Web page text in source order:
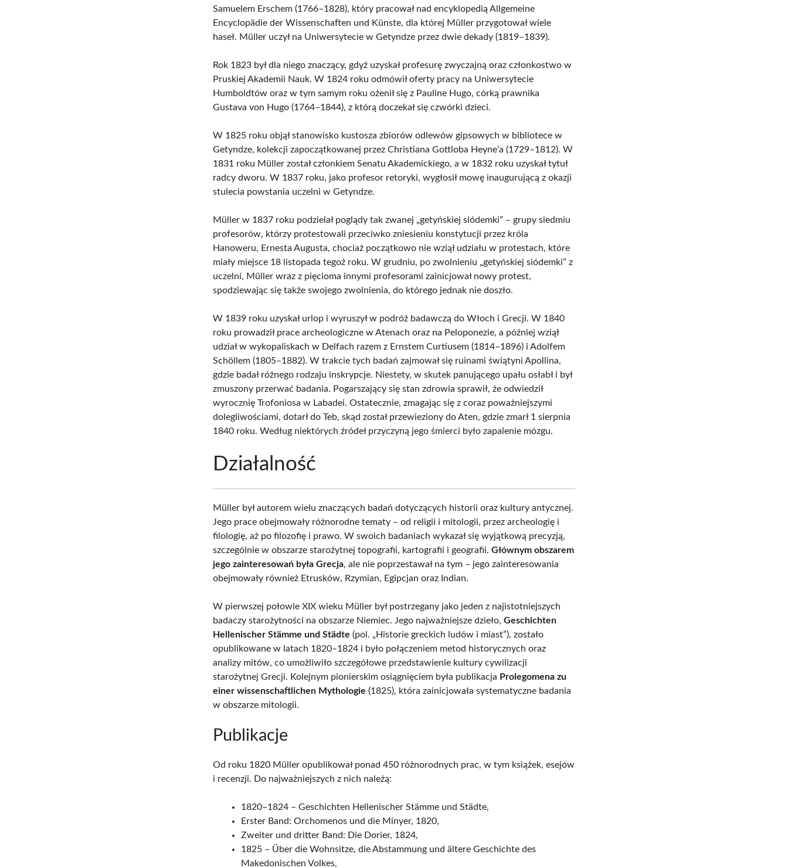
Samuelem Erschem (1766–1828), który pracował nad encyklopedią Allgemeine
Encyclopädie der Wissenschaften und Künste, dla której Müller przygotował wiele
haseł. Müller uczył na Uniwersytecie w Getyndze przez dwie dekady (1819–1839).
Rok 1823 był dla niego znaczący, gdyż uzyskał profesurę zwyczajną oraz członkostwo w
Pruskiej Akademii Nauk. W 1824 roku odmówił oferty pracy na Uniwersytecie
Humboldtów oraz w tym samym roku ożenił się z Pauline Hugo, córką prawnika
Gustava von Hugo (1764–1844), z którą doczekał się czwórki dzieci.
W 1825 roku objął stanowisko kustosza zbiorów odlewów gipsowych w bibliotece w
Getyndze, kolekcji zapoczątkowanej przez Christiana Gottloba Heyne’a (1729–1812). W
1831 roku Müller został członkiem Senatu Akademickiego, a w 1832 roku uzyskał tytuł
radcy dworu. W 1837 roku, jako profesor retoryki, wygłosił mowę inaugurującą z okazji
stulecia powstania uczelni w Getyndze.
Müller w 1837 roku podzielał poglądy tak zwanej „getyńskiej siódemki” – grupy siedmiu
profesorów, którzy protestowali przeciwko zniesieniu konstytucji przez króla
Hanoweru, Ernesta Augusta, chociaż początkowo nie wziął udziału w protestach, które
miały miejsce 18 listopada tegoż roku. W grudniu, po zwolnieniu „getyńskiej siódemki” z
uczelni, Müller wraz z pięcioma innymi profesorami zainicjował nowy protest,
spodziewając się także swojego zwolnienia, do którego jednak nie doszło.
W 1839 roku uzyskał urlop i wyruszył w podróż badawczą do Włoch i Grecji. W 1840
roku prowadził prace archeologiczne w Atenach oraz na Peloponezie, a później wziął
udział w wykopaliskach w Delfach razem z Ernstem Curtiusem (1814–1896) i Adolfem
Schöllem (1805–1882). W trakcie tych badań zajmował się ruinami świątyni Apollina,
gdzie badał różnego rodzaju inskrypcje. Niestety, w skutek panującego upału osłabł i był
zmuszony przerwać badania. Pogarszający się stan zdrowia sprawił, że odwiedził
wyrocznię Trofoniosa w Labadei. Ostatecznie, zmagając się z coraz poważniejszymi
dolegliwościami, dotarł do Teb, skąd został przewieziony do Aten, gdzie zmarł 1 sierpnia
1840 roku. Według niektórych źródeł przyczyną jego śmierci było zapalenie mózgu.
Działalność
Müller był autorem wielu znaczących badań dotyczących historii oraz kultury antycznej.
Jego prace obejmowały różnorodne tematy – od religii i mitologii, przez archeologię i
filologię, aż po filozofię i prawo. W swoich badaniach wykazał się wyjątkową precyzją,
szczególnie w obszarze starożytnej topografii, kartografii i geografii.Głównym obszarem
jego zainteresowań była Grecja, ale nie poprzestawał na tym – jego zainteresowania
obejmowały również Etrusków, Rzymian, Egipcjan oraz Indian.
W pierwszej połowie XIX wieku Müller był postrzegany jako jeden z najistotniejszych
badaczy starożytności na obszarze Niemiec. Jego najważniejsze dzieło,Geschichten
Hellenischer Stämme und Städte (pol. „Historie greckich ludów i miast”), zostało
opublikowane w latach 1820–1824 i było połączeniem metod historycznych oraz
analizy mitów, co umożliwiło szczegółowe przedstawienie kultury cywilizacji
starożytnej Grecji. Kolejnym pionierskim osiągnięciem była publikacja Prolegomena zu
einer wissenschaftlichen Mythologie (1825), która zainicjowała systematyczne badania
w obszarze mitologii.
Publikacje
Od roku 1820 Müller opublikował ponad 450 różnorodnych prac, w tym książek, esejów
i recenzji. Do najważniejszych z nich należą:
1820–1824 – Geschichten Hellenischer Stämme und Städte,
Erster Band: Orchomenos und die Minyer, 1820,
Zweiter und dritter Band: Die Dorier, 1824,
1825 – Über die Wohnsitze, die Abstammung und ältere Geschichte des
Makedonischen Volkes,